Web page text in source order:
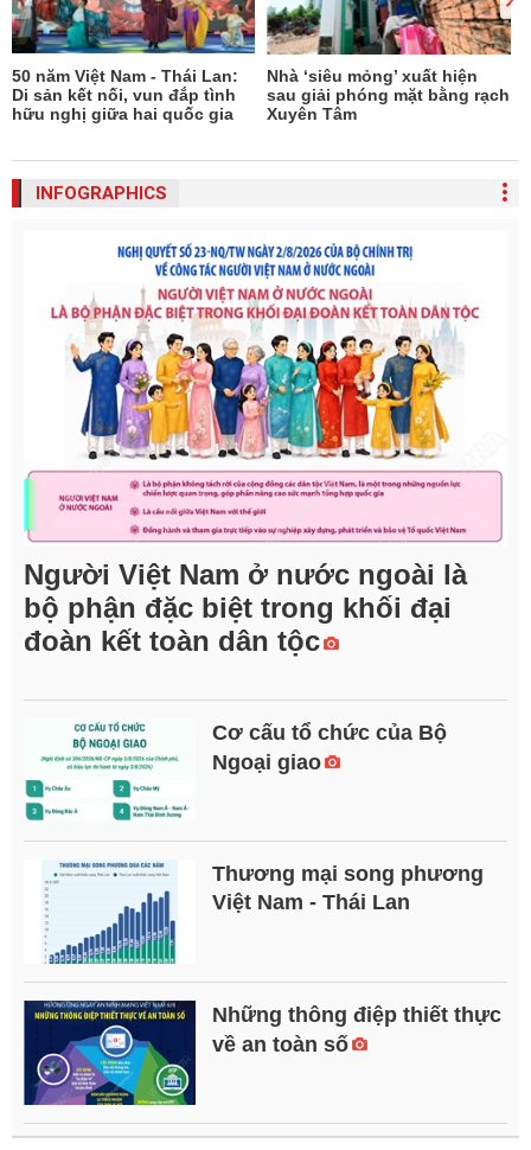
50 năm Việt Nam - Thái Lan:
Di sản kết nối, vun đắp tình
hữu nghị giữa hai quốc gia
Nhà ‘siêu mỏng’ xuất hiện
sau giải phóng mặt bằng rạch
Xuyên Tâm
INFOGRAPHICS
Người Việt Nam ở nước ngoài là
bộ phận đặc biệt trong khối đại
đoàn kết toàn dân tộc
Cơ cấu tổ chức của Bộ
Ngoại giao
Thương mại song phương
Việt Nam - Thái Lan
Những thông điệp thiết thực
về an toàn số